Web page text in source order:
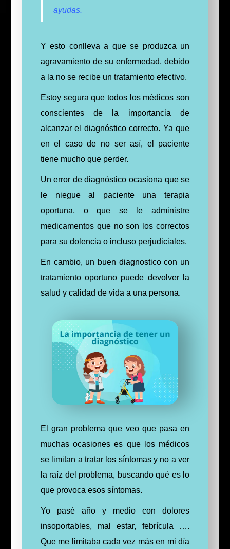
ayudas.
Y esto conlleva a que se produzca un
agravamiento de su enfermedad, debido
a la no se recibe un tratamiento efectivo.
Estoy segura que todos los médicos son
conscientes de la importancia de
alcanzar el diagnóstico correcto. Ya que
en el caso de no ser así, el paciente
tiene mucho que perder.
Un error de diagnóstico ocasiona que se
le niegue al paciente una terapia
oportuna, o que se le administre
medicamentos que no son los correctos
para su dolencia o incluso perjudiciales.
En cambio, un buen diagnostico con un
tratamiento oportuno puede devolver la
salud y calidad de vida a una persona.
El gran problema que veo que pasa en
muchas ocasiones es que los médicos
se limitan a tratar los síntomas y no a ver
la raíz del problema, buscando qué es lo
que provoca esos síntomas.
Yo pasé año y medio con dolores
insoportables, mal estar, febrícula ….
Que me limitaba cada vez más en mi día